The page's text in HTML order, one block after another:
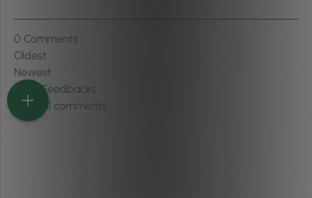
0 Comments
Oldest
Newest
Inline Feedbacks
View all comments